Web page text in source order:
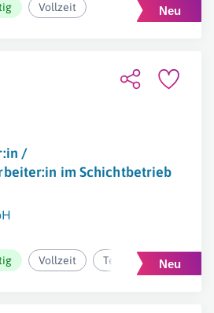
Vollzeit
/
im Schichtbetrieb
Vollzeit Teilzeit/geringfügig